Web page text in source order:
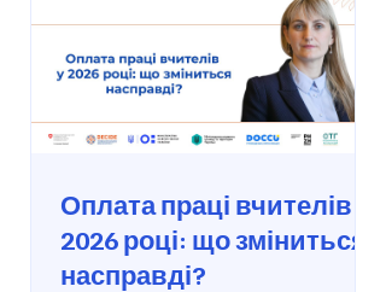
Оплата праці вчителів у
2026 році: що зміниться
насправді?